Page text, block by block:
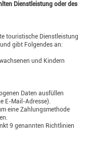
Dienstleistung oder des
touristische Dienstleistung
gibt Folgendes an:
und Kindern
Daten ausfüllen
E-Mail-Adresse).
eine Zahlungsmethode
9 genannten Richtlinien